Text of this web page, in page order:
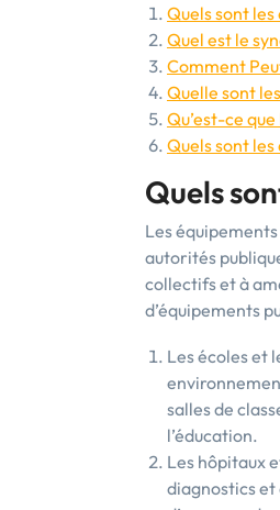
Quels sont
Quel est le
Comment
Quelle sont
Qu’est-ce
Quels sont
Quels
Les
autorités
collectifs et à
d’équipements
Les écoles et
salles de
l’éducation.
Les hôpitaux
diagnostics et